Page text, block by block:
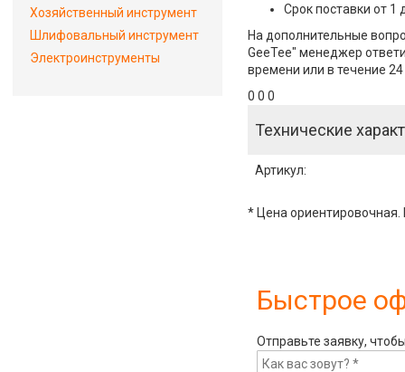
Срок поставки от 1
На дополнительные
GeeTee" менеджер
времени или в течение
0 0 0
Технические
Артикул:
* Цена ориентировочная.
Быстрое
Отправьте заявку,
Хозяйственный инструмент
Шлифовальный инструмент
Электроинструменты